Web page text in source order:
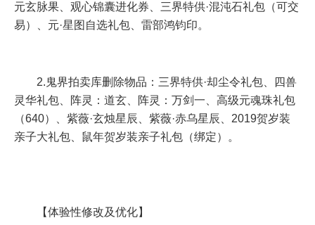
元玄脉果、观心锦囊进化券、三界特供·混沌石礼包（可交
易）、元·星图自选礼包、雷部鸿钧印。
2.鬼界拍卖库删除物品：三界特供·却尘令礼包、四兽
灵华礼包、阵灵：道玄、阵灵：万剑一、高级元魂珠礼包
（640）、紫薇·玄烛星辰、紫薇·赤乌星辰、2019贺岁装
亲子大礼包、鼠年贺岁装亲子礼包（绑定）。
【体验性修改及优化】